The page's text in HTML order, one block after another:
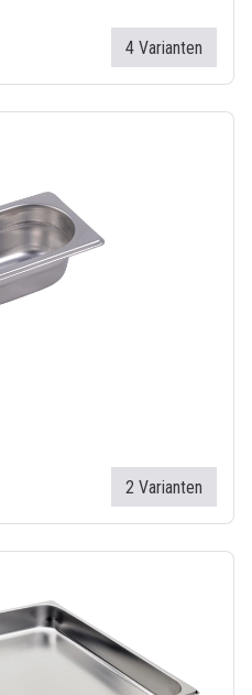
4 Varianten
2 Varianten